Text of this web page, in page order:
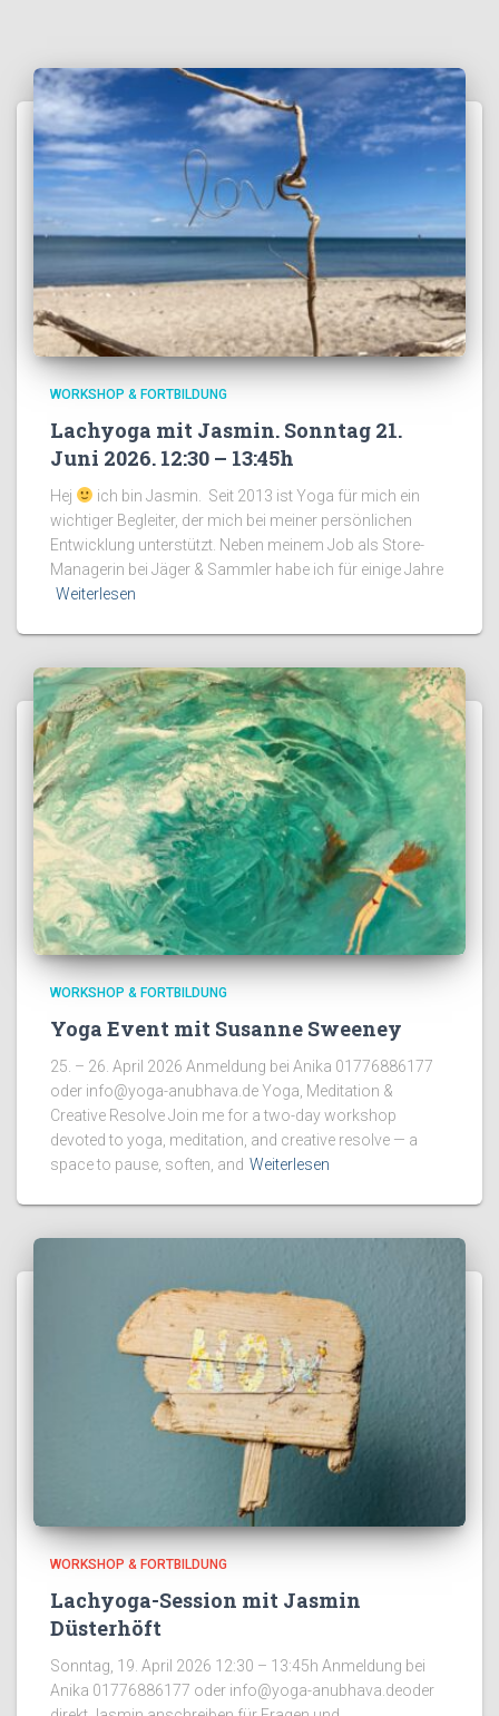
WORKSHOP & FORTBILDUNG
Lachyoga mit Jasmin. Sonntag 21.
Juni 2026. 12:30 – 13:45h
Hej
ich bin Jasmin. Seit 2013 ist Yoga für mich ein
wichtiger Begleiter, der mich bei meiner persönlichen
Entwicklung unterstützt. Neben meinem Job als Store-
Managerin bei Jäger & Sammler habe ich für einige Jahre
Weiterlesen
WORKSHOP & FORTBILDUNG
Yoga Event mit Susanne Sweeney
25. – 26. April 2026 Anmeldung bei Anika 01776886177
oder info@yoga-anubhava.de Yoga, Meditation &
Creative Resolve Join me for a two-day workshop
devoted to yoga, meditation, and creative resolve — a
space to pause, soften, and Weiterlesen
WORKSHOP & FORTBILDUNG
Lachyoga-Session mit Jasmin
Düsterhöft
Sonntag, 19. April 2026 12:30 – 13:45h Anmeldung bei
Anika 01776886177 oder info@yoga-anubhava.deoder